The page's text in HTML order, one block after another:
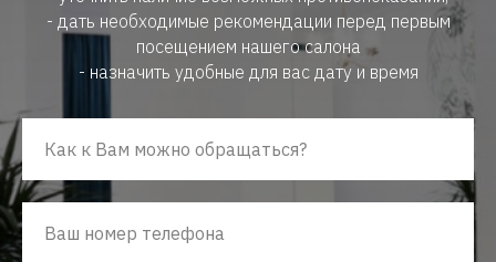
- дать необходимые рекомендации перед первым
посещением нашего салона
- назначить удобные для вас дату и время
Как к Вам можно обращаться?
Ваш номер телефона